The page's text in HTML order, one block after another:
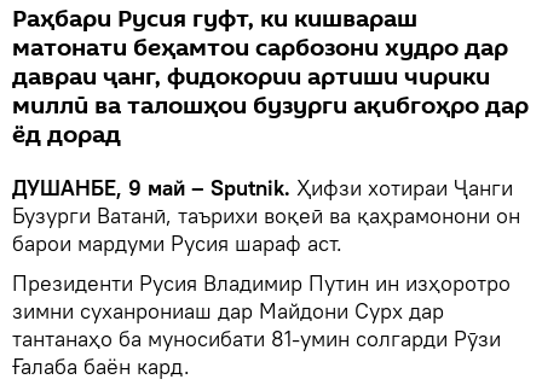
Раҳбари Русия гуфт, ки кишвараш
матонати беҳамтои сарбозони худро дар
давраи ҷанг, фидокории артиши чирики
миллӣ ва талошҳои бузурги ақибгоҳро дар
ёд дорад
ДУШАНБЕ, 9 май – Sputnik. Ҳифзи хотираи Ҷанги
Бузурги Ватанӣ, таърихи воқеӣ ва қаҳрамонони он
барои мардуми Русия шараф аст.
Президенти Русия Владимир Путин ин изҳоротро
зимни суханрониаш дар Майдони Сурх дар
тантанаҳо ба муносибати 81-умин солгарди Рӯзи
Ғалаба баён кард.